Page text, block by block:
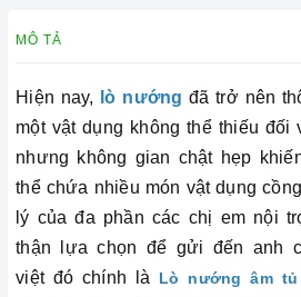
MÔ TẢ
Hiện nay, lò nướng đã trở nên
một vật dụng không thể thiếu
nhưng không gian chật hẹp
thể chứa nhiều món vật dụng
lý của đa phần các chị em nội
thận lựa chọn để gửi đến anh
việt đó chính là Lò nướng âm tủ